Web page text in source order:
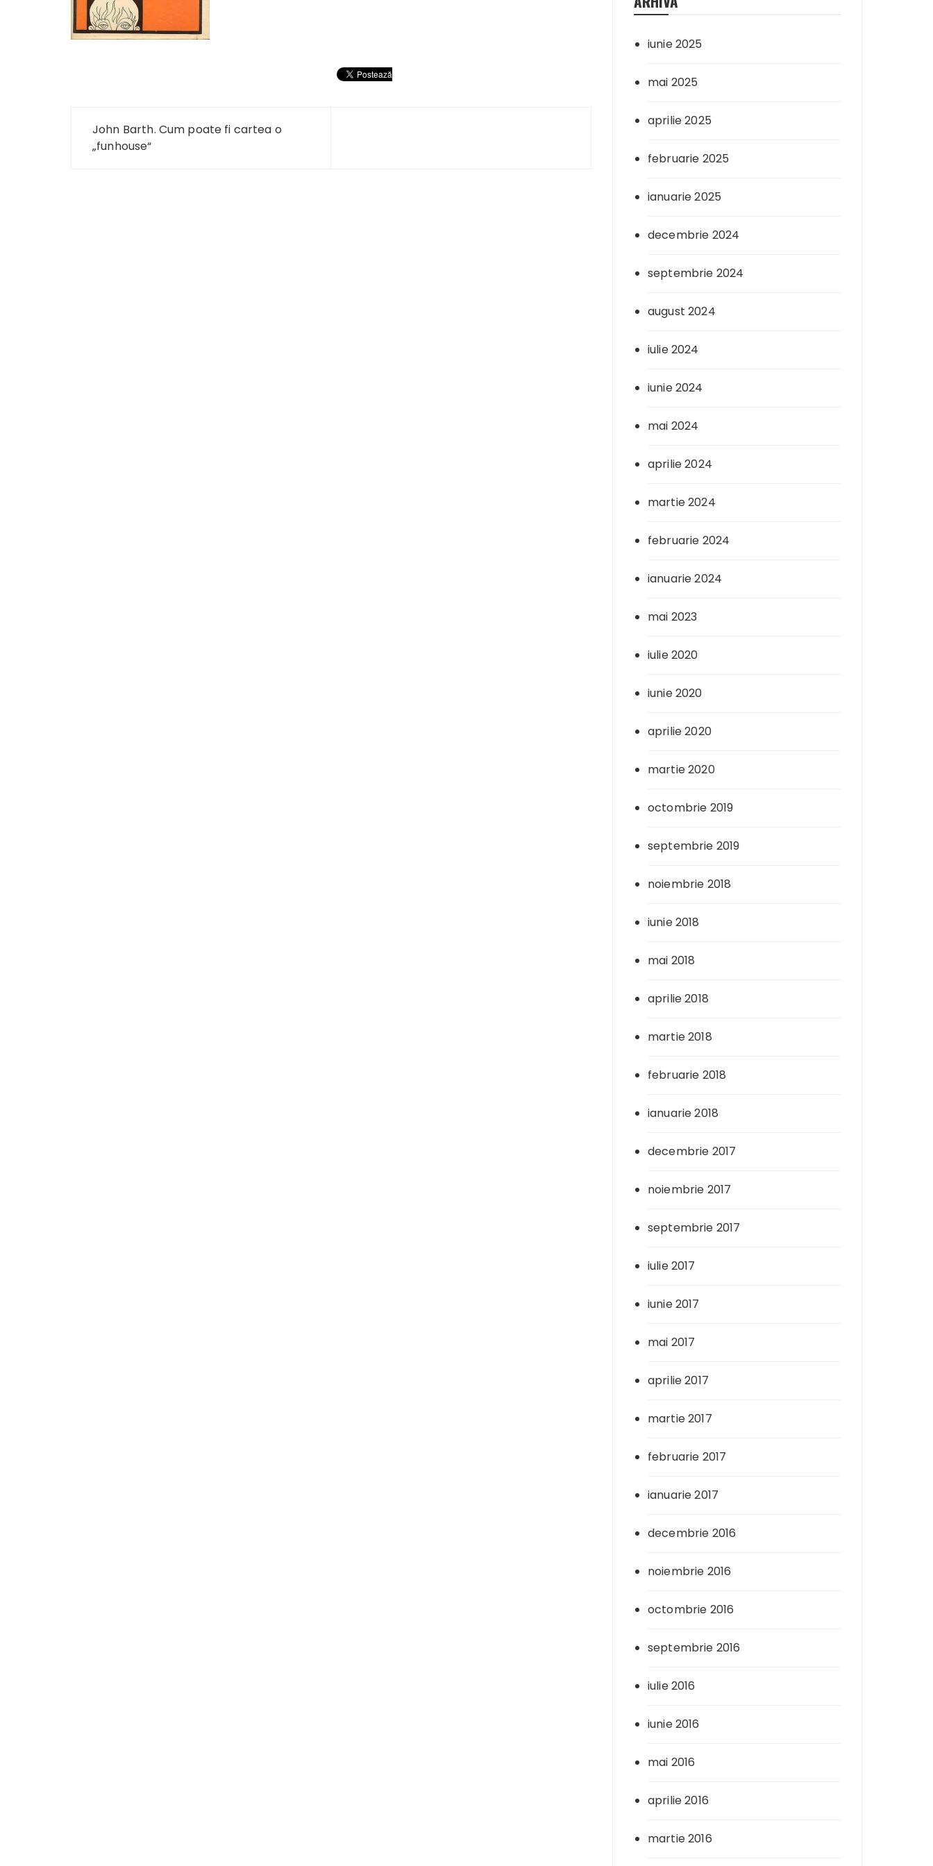
Navigare
John Barth. Cum poate fi cartea o
„funhouse“
iunie 2025
mai 2025
aprilie 2025
februarie 2025
ianuarie 2025
decembrie 2024
septembrie 2024
august 2024
iulie 2024
iunie 2024
mai 2024
aprilie 2024
martie 2024
februarie 2024
ianuarie 2024
mai 2023
iulie 2020
iunie 2020
aprilie 2020
martie 2020
octombrie 2019
septembrie 2019
noiembrie 2018
iunie 2018
mai 2018
aprilie 2018
martie 2018
februarie 2018
ianuarie 2018
decembrie 2017
noiembrie 2017
septembrie 2017
iulie 2017
iunie 2017
mai 2017
aprilie 2017
martie 2017
februarie 2017
ianuarie 2017
decembrie 2016
noiembrie 2016
octombrie 2016
septembrie 2016
iulie 2016
iunie 2016
mai 2016
aprilie 2016
martie 2016